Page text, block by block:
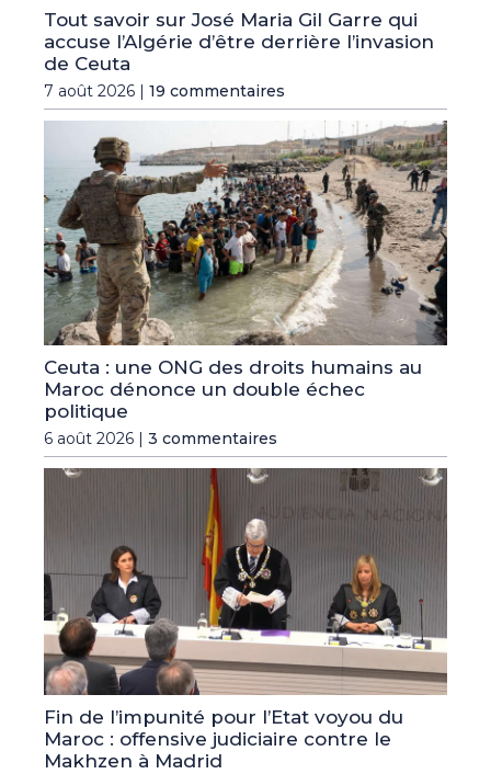
Tout savoir sur José Maria Gil Garre qui
accuse l’Algérie d’être derrière l’invasion
de Ceuta
7 août 2026 | 19 commentaires
Ceuta : une ONG des droits humains au
Maroc dénonce un double échec
politique
6 août 2026 | 3 commentaires
Fin de l’impunité pour l’Etat voyou du
Maroc : offensive judiciaire contre le
Makhzen à Madrid